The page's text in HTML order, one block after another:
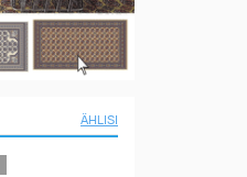
ÄHLISI